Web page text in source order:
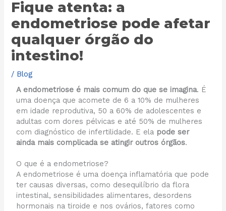
Fique atenta: a
endometriose pode afetar
qualquer órgão do
intestino!
/ Blog
A endometriose é mais comum do que se imagina. É
uma doença que acomete de 6 a 10% de mulheres
em idade reprodutiva, 50 a 60% de adolescentes e
adultas com dores pélvicas e até 50% de mulheres
com diagnóstico de infertilidade. E ela pode ser
ainda mais complicada se atingir outros órgãos.
O que é a endometriose?
A endometriose é uma doença inflamatória que pode
ter causas diversas, como desequilíbrio da flora
intestinal, sensibilidades alimentares, desordens
hormonais na tiroide e nos ovários, fatores como